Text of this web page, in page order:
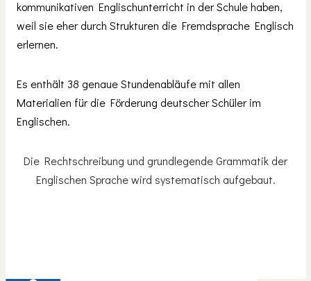
kommunikativen Englischunterricht in der Schule haben,
weil sie eher durch Strukturen die Fremdsprache Englisch
erlernen.
Es enthält 38 genaue Stundenabläufe mit allen
Materialien für die Förderung deutscher Schüler im
Englischen.
Die Rechtschreibung und grundlegende Grammatik der
Englischen Sprache wird systematisch aufgebaut.